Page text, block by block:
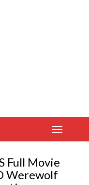
Full Movie
Werewolf